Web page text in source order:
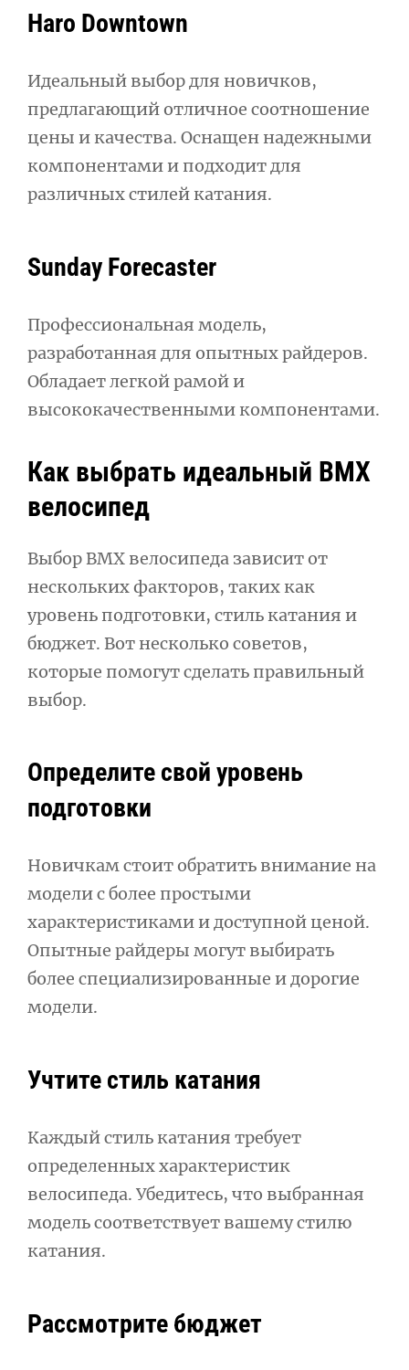
Haro Downtown
Идеальный выбор для новичков,
предлагающий отличное соотношение
цены и качества. Оснащен надежными
компонентами и подходит для
различных стилей катания.
Sunday Forecaster
Профессиональная модель,
разработанная для опытных райдеров.
Обладает легкой рамой и
высококачественными компонентами.
Как выбрать идеальный BMX
велосипед
Выбор BMX велосипеда зависит от
нескольких факторов, таких как
уровень подготовки, стиль катания и
бюджет. Вот несколько советов,
которые помогут сделать правильный
выбор.
Определите свой уровень
подготовки
Новичкам стоит обратить внимание на
модели с более простыми
характеристиками и доступной ценой.
Опытные райдеры могут выбирать
более специализированные и дорогие
модели.
Учтите стиль катания
Каждый стиль катания требует
определенных характеристик
велосипеда. Убедитесь, что выбранная
модель соответствует вашему стилю
катания.
Рассмотрите бюджет